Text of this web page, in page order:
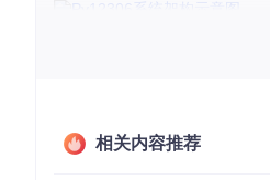
Py12306 Web管理界面展示
相关内容推荐